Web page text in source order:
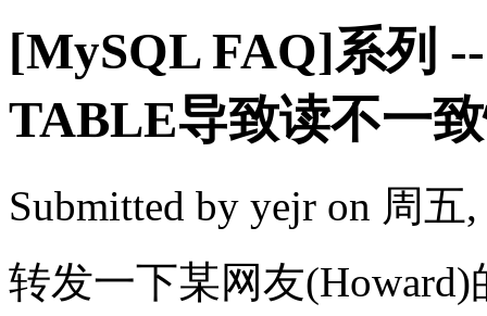
[MySQL FAQ]系列
TABLE导致读不一
Submitted by yejr on 周五,
转发一下某网友